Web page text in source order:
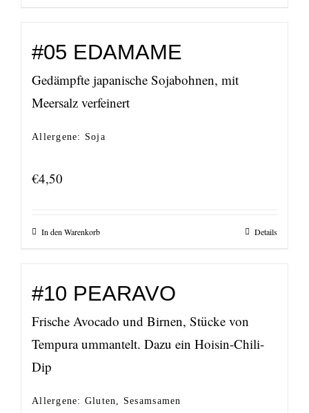
#05 EDAMAME
Gedämpfte japanische Sojabohnen, mit
Meersalz verfeinert
Allergene: Soja
€4,50
In den Warenkorb Details
#10 PEARAVO
Frische Avocado und Birnen, Stücke von
Tempura ummantelt. Dazu ein Hoisin-Chili-
Dip
Allergene: Gluten, Sesamsamen